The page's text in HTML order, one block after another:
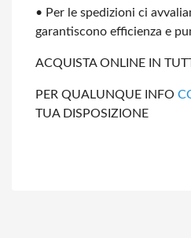
• Per le spedizioni ci
garantiscono efficienza e
ACQUISTA ONLINE IN
PER QUALUNQUE INFO
TUA DISPOSIZIONE